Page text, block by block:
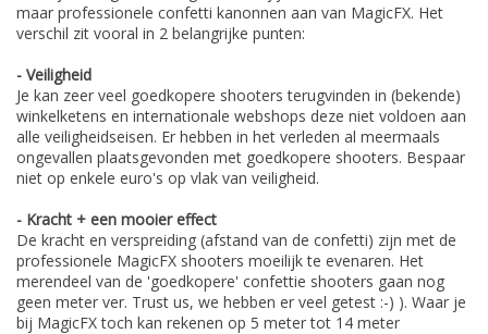
maar professionele confetti kanonnen aan van MagicFX. Het
verschil zit vooral in 2 belangrijke punten:
- Veiligheid
Je kan zeer veel goedkopere shooters terugvinden in (bekende)
winkelketens en internationale webshops deze niet voldoen aan
alle veiligheidseisen. Er hebben in het verleden al meermaals
ongevallen plaatsgevonden met goedkopere shooters. Bespaar
niet op enkele euro's op vlak van veiligheid.
- Kracht + een mooier effect
De kracht en verspreiding (afstand van de confetti) zijn met de
professionele MagicFX shooters moeilijk te evenaren. Het
merendeel van de 'goedkopere' confettie shooters gaan nog
geen meter ver. Trust us, we hebben er veel getest :-) ). Waar je
bij MagicFX toch kan rekenen op 5 meter tot 14 meter